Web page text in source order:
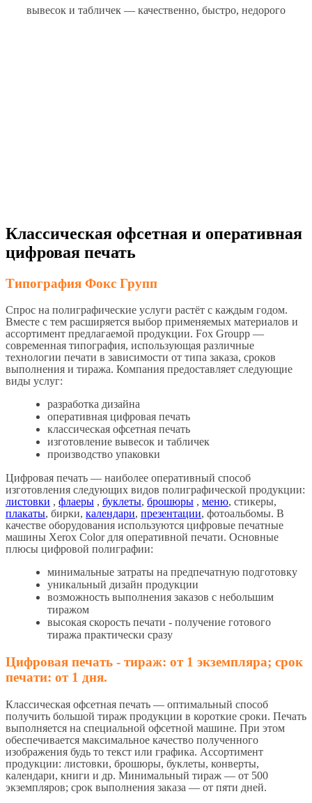
вывесок и табличек — качественно, быстро, недорого
Классическая офсетная и оперативная
цифровая печать
Типография Фокс Групп
Спрос на полиграфические услуги растёт с каждым годом.
Вместе с тем расширяется выбор применяемых материалов и
ассортимент предлагаемой продукции. Fox Groupp —
современная типография, использующая различные
технологии печати в зависимости от типа заказа, сроков
выполнения и тиража. Компания предоставляет следующие
виды услуг:
разработка дизайна
оперативная цифровая печать
классическая офсетная печать
изготовление вывесок и табличек
производство упаковки
Цифровая печать — наиболее оперативный способ
изготовления следующих видов полиграфической продукции:
листовки , флаеры , буклеты, брошюры , меню, стикеры,
плакаты, бирки, календари, презентации, фотоальбомы. В
качестве оборудования используются цифровые печатные
машины Xerox Color для оперативной печати. Основные
плюсы цифровой полиграфии:
минимальные затраты на предпечатную подготовку
уникальный дизайн продукции
возможность выполнения заказов с небольшим
тиражом
высокая скорость печати - получение готового
тиража практически сразу
Цифровая печать - тираж: от 1 экземпляра; срок
печати: от 1 дня.
Классическая офсетная печать — оптимальный способ
получить большой тираж продукции в короткие сроки. Печать
выполняется на специальной офсетной машине. При этом
обеспечивается максимальное качество полученного
изображения будь то текст или графика. Ассортимент
продукции: листовки, брошюры, буклеты, конверты,
календари, книги и др. Минимальный тираж — от 500
экземпляров; срок выполнения заказа — от пяти дней.